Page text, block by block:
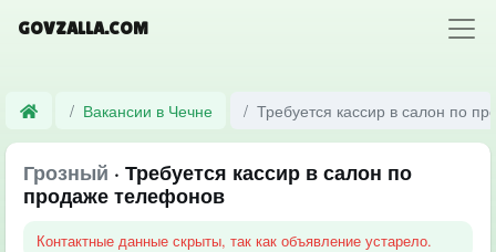
GOVZALLA.COM
Вакансии в Чечне Требуется кассир в салон по
Грозный · Требуется кассир в салон по
продаже телефонов
Контактные данные скрыты, так как объявление устарело.